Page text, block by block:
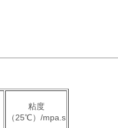
粘度
（25℃）/mpa.s